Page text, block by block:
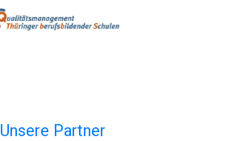
Unsere Partner